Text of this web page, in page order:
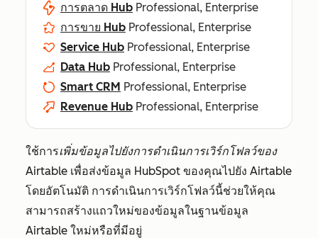
การตลาด Hub Professional, Enterprise
การขาย Hub Professional, Enterprise
Service Hub Professional, Enterprise
Data Hub Professional, Enterprise
Smart CRM Professional, Enterprise
Revenue Hub Professional, Enterprise
ใช้การเพิ่มข้อมูลไปยังการดำเนินการเวิร์กโฟลว์ของ
Airtable เพื่อส่งข้อมูล HubSpot ของคุณไปยัง Airtable
โดยอัตโนมัติ การดำเนินการเวิร์กโฟลว์นี้ช่วยให้คุณ
สามารถสร้างแถวใหม่ของข้อมูลในฐานข้อมูล
Airtable ใหม่หรือที่มีอยู่